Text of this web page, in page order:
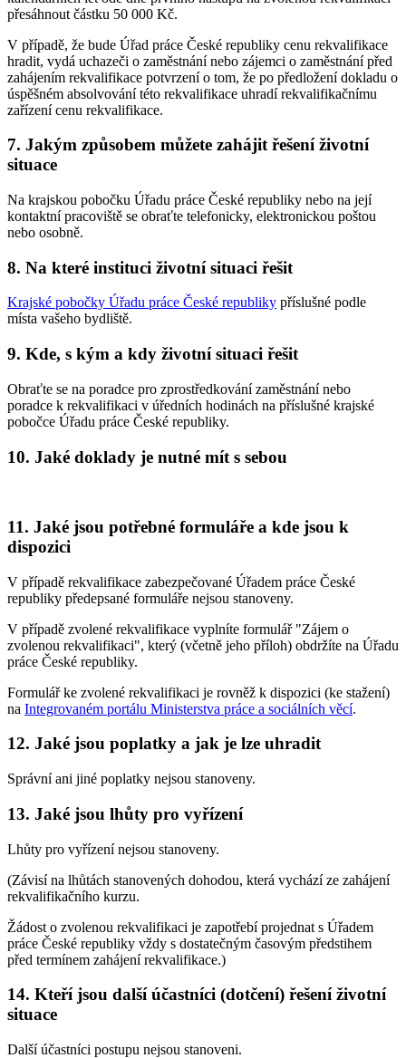
přesáhnout částku 50 000 Kč.
V případě, že bude Úřad práce České republiky cenu rekvalifikace
hradit, vydá uchazeči o zaměstnání nebo zájemci o zaměstnání před
zahájením rekvalifikace potvrzení o tom, že po předložení dokladu o
úspěšném absolvování této rekvalifikace uhradí rekvalifikačnímu
zařízení cenu rekvalifikace.
7. Jakým způsobem můžete zahájit řešení životní
situace
Na krajskou pobočku Úřadu práce České republiky nebo na její
kontaktní pracoviště se obraťte telefonicky, elektronickou poštou
nebo osobně.
8. Na které instituci životní situaci řešit
Krajské pobočky Úřadu práce České republiky příslušné podle
místa vašeho bydliště.
9. Kde, s kým a kdy životní situaci řešit
Obraťte se na poradce pro zprostředkování zaměstnání nebo
poradce k rekvalifikaci v úředních hodinách na příslušné krajské
pobočce Úřadu práce České republiky.
10. Jaké doklady je nutné mít s sebou
11. Jaké jsou potřebné formuláře a kde jsou k
dispozici
V případě rekvalifikace zabezpečované Úřadem práce České
republiky předepsané formuláře nejsou stanoveny.
V případě zvolené rekvalifikace vyplníte formulář "Zájem o
zvolenou rekvalifikaci", který (včetně jeho příloh) obdržíte na Úřadu
práce České republiky.
Formulář ke zvolené rekvalifikaci je rovněž k dispozici (ke stažení)
na Integrovaném portálu Ministerstva práce a sociálních věcí.
12. Jaké jsou poplatky a jak je lze uhradit
Správní ani jiné poplatky nejsou stanoveny.
13. Jaké jsou lhůty pro vyřízení
Lhůty pro vyřízení nejsou stanoveny.
(Závisí na lhůtách stanovených dohodou, která vychází ze zahájení
rekvalifikačního kurzu.
Žádost o zvolenou rekvalifikaci je zapotřebí projednat s Úřadem
práce České republiky vždy s dostatečným časovým předstihem
před termínem zahájení rekvalifikace.)
14. Kteří jsou další účastníci (dotčení) řešení životní
situace
Další účastníci postupu nejsou stanoveni.